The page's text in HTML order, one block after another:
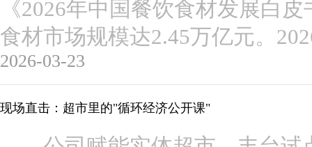
《2026年中国餐饮食材发展白
食材市场规模达2.45万亿元。
2026-03-23
现场直击：超市里的"循环经济公开课"